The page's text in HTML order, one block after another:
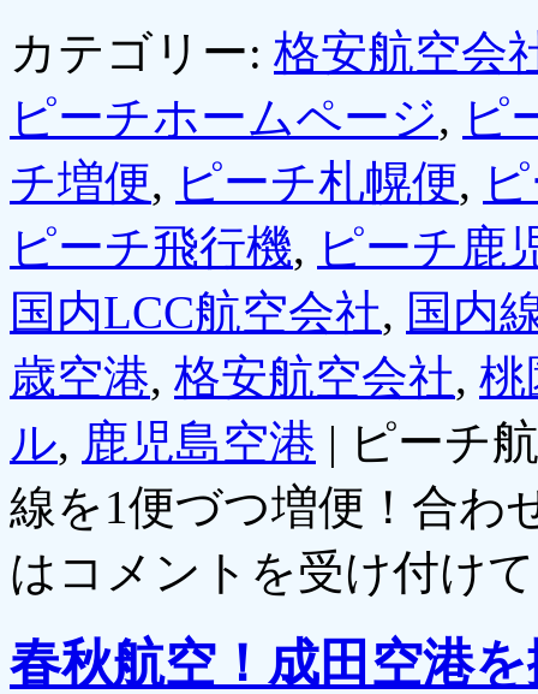
カテゴリー: 格安航空会
ピーチホームページ, ピ
チ増便, ピーチ札幌便,
ピーチ飛行機, ピーチ鹿
国内LCC航空会社, 国内
歳空港, 格安航空会社, 桃
ル, 鹿児島空港 | ピーチ
線を1便づつ増便！合わ
は コメントを受け付け
春秋航空！成田空港